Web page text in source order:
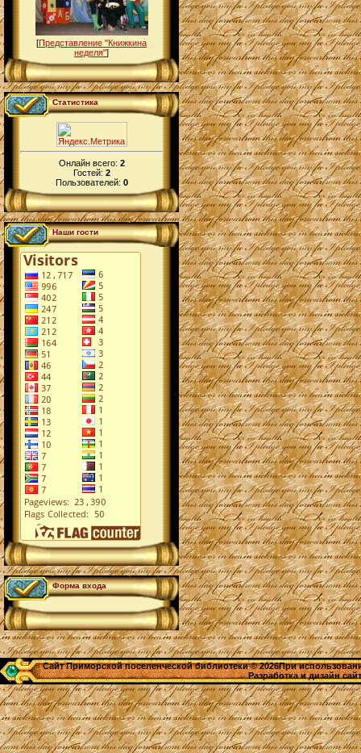
[Представление "Книжкина
неделя"]
Статистика
Онлайн всего: 2
Гостей: 2
Пользователей: 0
Наши гости
Форма входа
Сайт Приморской поселенческой библиотеки © 2026При
Разработка и дизайн